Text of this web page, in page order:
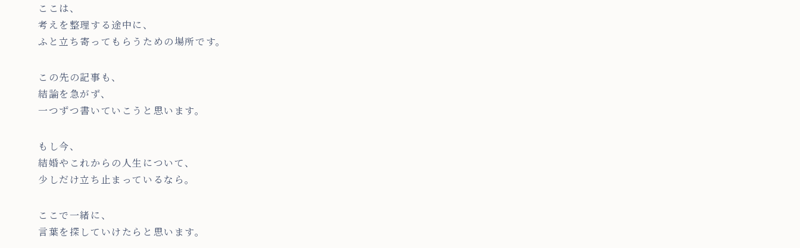
ここは、
考えを整理する途中に、
ふと立ち寄ってもらうための場所です。
この先の記事も、
結論を急がず、
一つずつ書いていこうと思います。
もし今、
結婚やこれからの人生について、
少しだけ立ち止まっているなら。
ここで一緒に、
言葉を探していけたらと思います。